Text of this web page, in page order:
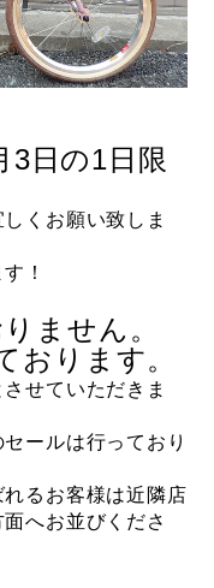
3日の1日限
くお願い致しま
！
ません。
おります。
せていただきま
ールは行っており
るお客様は近隣店
へお並びくださ